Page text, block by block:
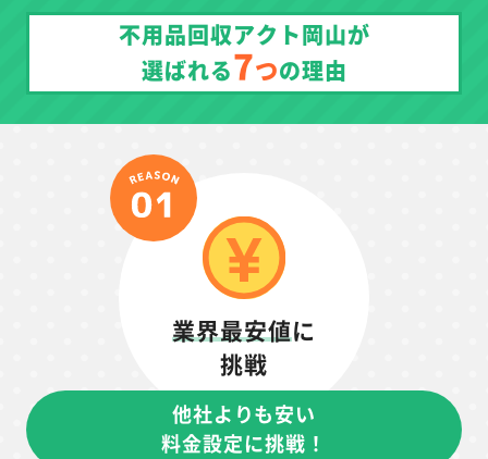
不用品回収アクト岡山が
選ばれる7つの理由
業界最安値に
挑戦
他社よりも安い
料金設定に挑戦！